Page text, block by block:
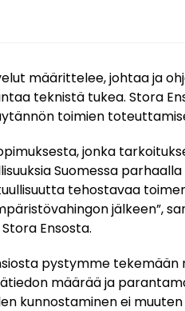
määrittelee, johtaa ja
teknistä tukea. Stora
toimien
jonka
Suomessa
tehostavaa
jälkeen”,
Stora Ensosta.
pystymme tekemään
määrää ja
kunnostaminen ei